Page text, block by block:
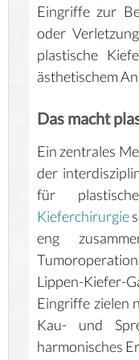
Eingriffe zur
oder
plastische
ästhetischem
Das macht
Ein zentrales
der
für
Kieferchirurgie
eng
Lippen-
Eingriffe zielen
Kau- und
harmonisches